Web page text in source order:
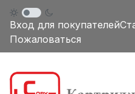
Вход для покупателей
Пожаловаться